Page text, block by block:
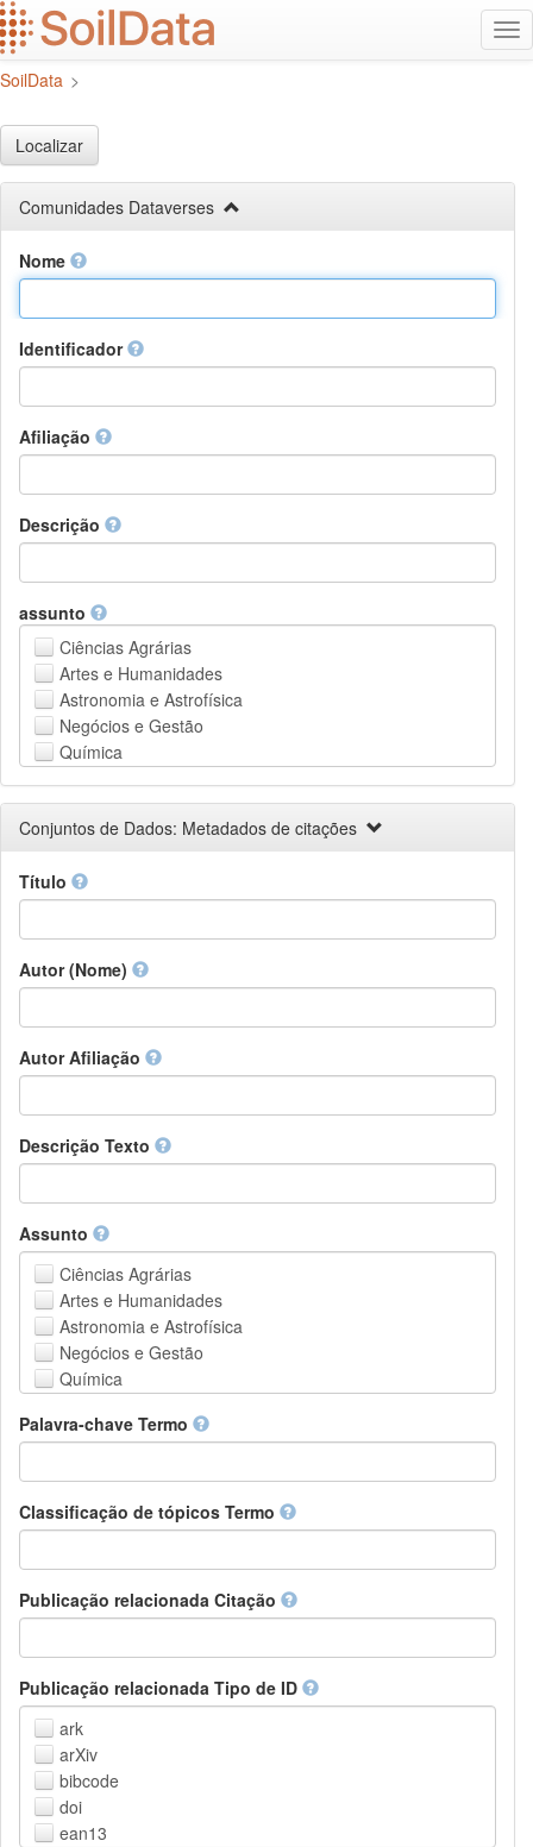
Ir
para
o
conteúdo
SoilData >
Localizar
Comunidades Dataverses
Nome
Identificador
Afiliação
Descrição
assunto
Ciências Agrárias
Artes e Humanidades
Astronomia e Astrofísica
Negócios e Gestão
Química
Ciências da Terra e do meio ambiente
Engenharia
Ciências matemáticas
Física
Ciências Sociais
Outros
Conjuntos de Dados: Metadados de citações
Título
Autor (Nome)
Autor Afiliação
Descrição Texto
Assunto
Ciências Agrárias
Artes e Humanidades
Astronomia e Astrofísica
Negócios e Gestão
Química
Ciências da Terra e do meio ambiente
Direito
Ciências matemáticas
Medicina, Saúde e Ciências da Vida
Ciências Sociais
Outros
Palavra-chave Termo
Classificação de tópicos Termo
Publicação relacionada Citação
Publicação relacionada Tipo de ID
ark
arXiv
bibcode
doi
ean13